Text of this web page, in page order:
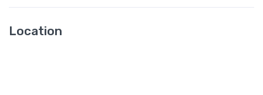
Location